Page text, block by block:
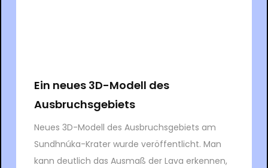
Ein neues 3D-Modell des
Ausbruchsgebiets
Neues 3D-Modell des Ausbruchsgebiets am
Sundhnúka-Krater wurde veröffentlicht. Man
kann deutlich das Ausmaß der Lava erkennen,